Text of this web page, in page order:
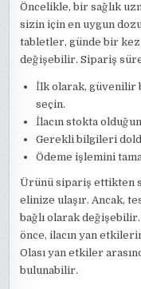
Öncelikle, bir sağlık
sizin için en uygun
tabletler, günde bir kez
değişebilir. Sipariş
İlk olarak, güvenilir
seçin.
İlacın stokta
Gerekli bilgileri
Ödeme işlemini
Ürünü sipariş ettikten
elinize ulaşır. Ancak,
bağlı olarak
önce, ilacın yan
Olası yan etkiler
bulunabilir.